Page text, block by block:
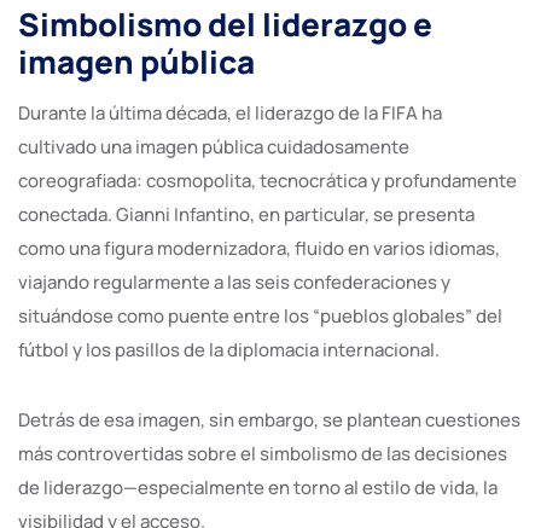
Simbolismo del liderazgo e
imagen pública
Durante la última década, el liderazgo de la FIFA ha
cultivado una imagen pública cuidadosamente
coreografiada: cosmopolita, tecnocrática y profundamente
conectada. Gianni Infantino, en particular, se presenta
como una figura modernizadora, fluido en varios idiomas,
viajando regularmente a las seis confederaciones y
situándose como puente entre los “pueblos globales” del
fútbol y los pasillos de la diplomacia internacional.
Detrás de esa imagen, sin embargo, se plantean cuestiones
más controvertidas sobre el simbolismo de las decisiones
de liderazgo—especialmente en torno al estilo de vida, la
visibilidad y el acceso.